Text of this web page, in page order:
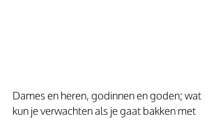
Dames en heren, godinnen en goden; wat
kun je verwachten als je gaat bakken met